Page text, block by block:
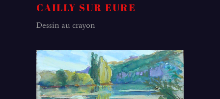
CAILLY SUR EURE
Dessin au crayon